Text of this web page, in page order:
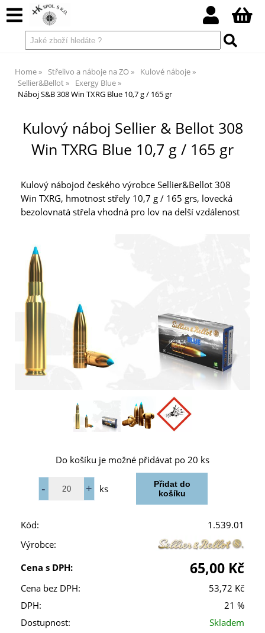
Home Střelivo a náboje na ZO
Kulové náboje
Sellier&Bellot
Exergy Blue
Náboj S&B 308 Win TXRG Blue 10,7 g / 165 gr
Kulový náboj Sellier & Bellot 308
Win TXRG Blue 10,7 g / 165 gr
Kulový nábojod českého výrobce Sellier&Bellot 308
Win TXRG, hmotnost střely 10,7 g / 165 grs, lovecká
bezolovnatá střela vhodná pro lov na delší vzdálenost
Do košíku je možné přidávat po 20 ks
ks
Kód:
1.539.01
Výrobce:
Cena s DPH:
65,00 Kč
Cena bez DPH:
53,72 Kč
DPH:
21 %
Dostupnost:
Skladem